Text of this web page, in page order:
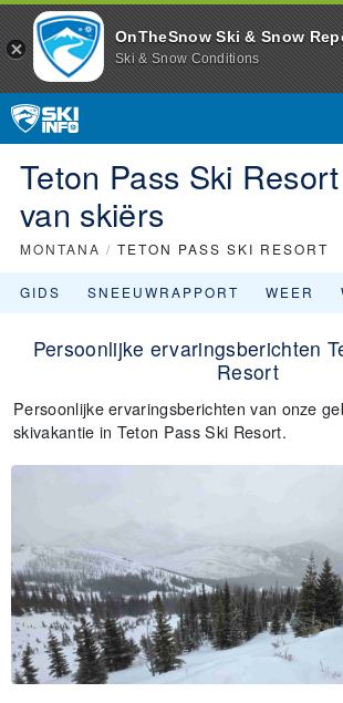
OnTheSnow Ski & Snow
Ski & Snow Conditions
Teton Pass Ski
van skiërs
MONTANA / TETON PASS SKI RESORT
GIDS SNEEUWRAPPORT WEER
Persoonlijke ervaringsberichten
Resort
Persoonlijke ervaringsberichten van onze
skivakantie in Teton Pass Ski Resort.